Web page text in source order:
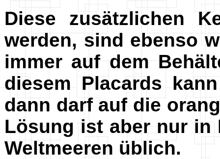
Diese zusätzlichen
werden, sind ebenso
immer auf dem
diesem Placards
dann darf auf die
Lösung ist aber nur in
Weltmeeren üblich.